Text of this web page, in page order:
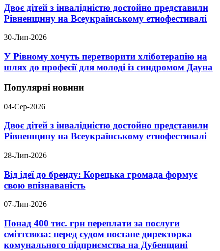
Двоє дітей з інвалідністю достойно представили
Рівненщину на Всеукраїнському етнофестивалі
30-Лип-2026
У Рівному хочуть перетворити хліботерапію на
шлях до професії для молоді із синдромом Дауна
Популярні новини
04-Сер-2026
Двоє дітей з інвалідністю достойно представили
Рівненщину на Всеукраїнському етнофестивалі
28-Лип-2026
Від ідеї до бренду: Корецька громада формує
свою впізнаваність
07-Лип-2026
Понад 400 тис. грн переплати за послуги
сміттєвоза: перед судом постане директорка
комунального підприємства на Дубенщині